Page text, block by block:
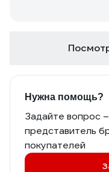
Нужна помощь?
Задайте вопрос
представитель
покупателей